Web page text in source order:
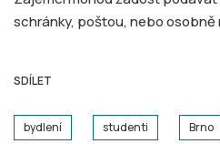
schránky, poštou, nebo
SDÍLET
bydlení studenti Brno